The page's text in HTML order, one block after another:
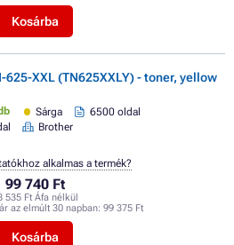
Kosárba
625-XXL (TN625XXLY) - toner, yellow
Sárga
6500 oldal
Brother
99 740 Ft
535 Ft Áfa nélkül
az elmúlt 30 napban: 99 375 Ft
Kosárba
alkalmas a termék?